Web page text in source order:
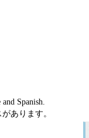
and Spanish.
あります。